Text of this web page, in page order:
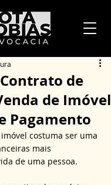
de
de Imóvel
Pagamento
costuma ser uma
mais
de uma pessoa.